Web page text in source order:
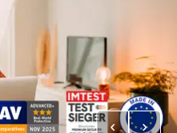
Vorheriges